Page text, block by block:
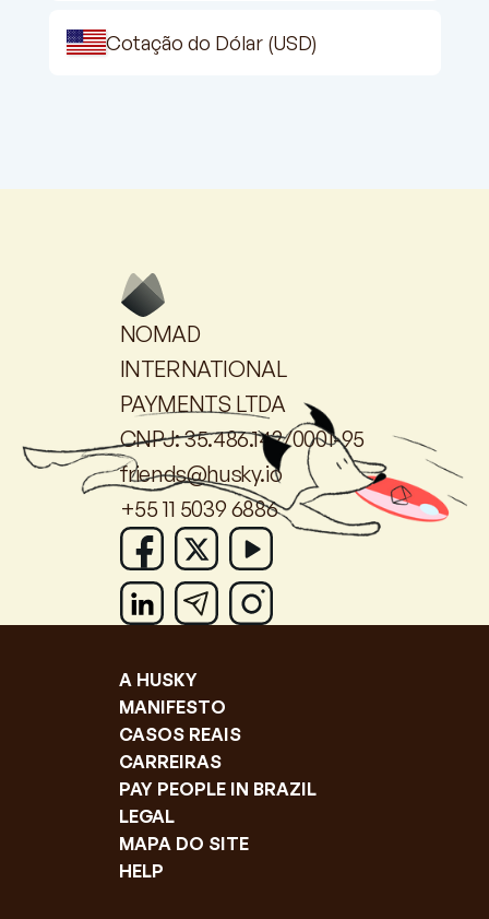
Cotação do Dólar (USD)
NOMAD
INTERNATIONAL
PAYMENTS LTDA
CNPJ: 35.486.142/0001-95
friends@husky.io
+55 11 5039 6886
A HUSKY
MANIFESTO
CASOS REAIS
CARREIRAS
PAY PEOPLE IN BRAZIL
LEGAL
MAPA DO SITE
HELP